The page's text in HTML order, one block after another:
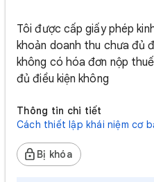
Tôi được cấp giấy phép
khoản doanh thu chưa đủ
không có hóa đơn nộp
đủ điều kiện không
Thông tin chi tiết
Cách thiết lập khái niệm cơ
Bị khóa